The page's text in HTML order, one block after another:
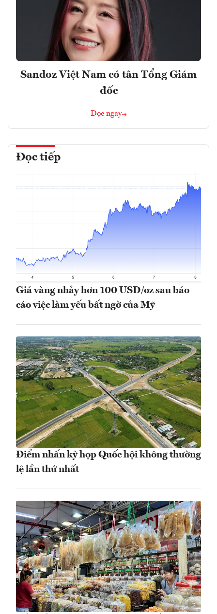
Sandoz Việt Nam có tân Tổng Giám
đốc
Đọc ngay
Đọc tiếp
Giá vàng nhảy hơn 100 USD/oz sau báo
cáo việc làm yếu bất ngờ của Mỹ
Điểm nhấn kỳ họp Quốc hội không thường
lệ lần thứ nhất